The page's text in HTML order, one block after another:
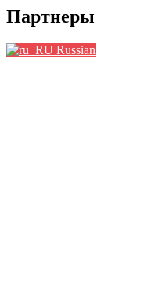
Партнеры
Russian